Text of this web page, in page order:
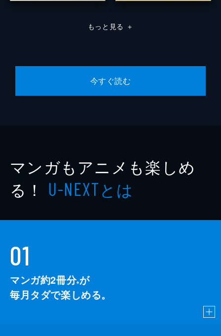
もっと見る ＋
今すぐ読む
マンガもアニメも楽しめ
る！ U-NEXTとは
01
マンガ約2冊分※が
毎月タダで楽しめる。